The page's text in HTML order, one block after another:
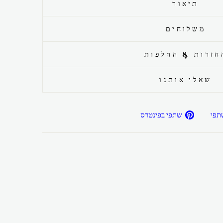
תיאור
משלוחים
& החלפות
שאלי אותנו
שתפ/ישתפי בפינטרס